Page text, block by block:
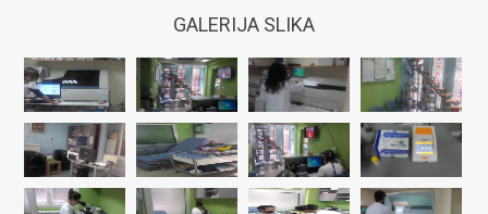
GALERIJA SLIKA